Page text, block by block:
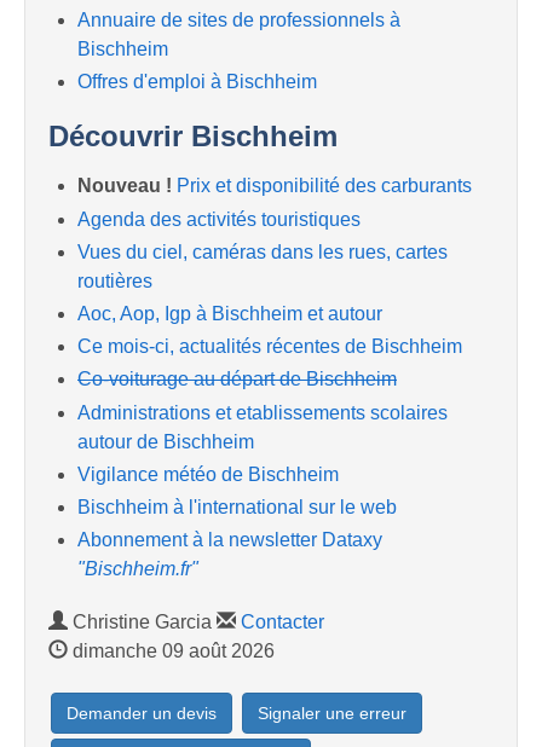
Annuaire de sites de professionnels à
Bischheim
Offres d'emploi à Bischheim
Découvrir Bischheim
Nouveau ! Prix et disponibilité des carburants
Agenda des activités touristiques
Vues du ciel, caméras dans les rues, cartes
routières
Aoc, Aop, Igp à Bischheim et autour
Ce mois-ci, actualités récentes de Bischheim
Co-voiturage au départ de Bischheim
Administrations et etablissements scolaires
autour de Bischheim
Vigilance météo de Bischheim
Bischheim à l'international sur le web
Abonnement à la newsletter Dataxy
"Bischheim.fr"
Christine Garcia
Contacter
dimanche 09 août 2026
Demander un devis Signaler une erreur